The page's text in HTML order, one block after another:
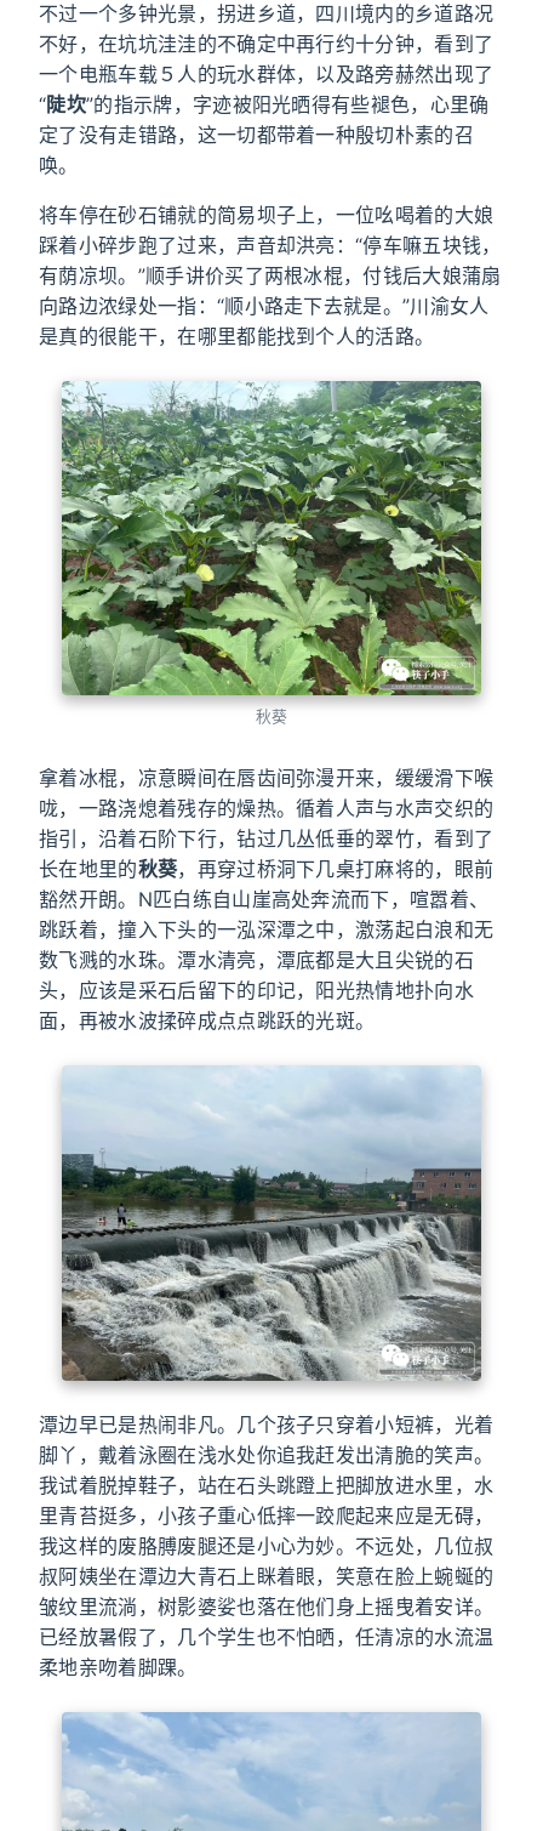
不过一个多钟光景，拐进乡道，四川境内的乡道路况
不好，在坑坑洼洼的不确定中再行约十分钟，看到了
一个电瓶车载５人的玩水群体，以及路旁赫然出现了
“陡坎”的指示牌，字迹被阳光晒得有些褪色，心里确
定了没有走错路，这一切都带着一种殷切朴素的召
唤。
将车停在砂石铺就的简易坝子上，一位吆喝着的大娘
踩着小碎步跑了过来，声音却洪亮：“停车嘛五块钱，
有荫凉坝。”顺手讲价买了两根冰棍，付钱后大娘蒲扇
向路边浓绿处一指：“顺小路走下去就是。”川渝女人
是真的很能干，在哪里都能找到个人的活路。
秋葵
拿着冰棍，凉意瞬间在唇齿间弥漫开来，缓缓滑下喉
咙，一路浇熄着残存的燥热。循着人声与水声交织的
指引，沿着石阶下行，钻过几丛低垂的翠竹，看到了
长在地里的秋葵，再穿过桥洞下几桌打麻将的，眼前
豁然开朗。N匹白练自山崖高处奔流而下，喧嚣着、
跳跃着，撞入下头的一泓深潭之中，激荡起白浪和无
数飞溅的水珠。潭水清亮，潭底都是大且尖锐的石
头，应该是采石后留下的印记，阳光热情地扑向水
面，再被水波揉碎成点点跳跃的光斑。
潭边早已是热闹非凡。几个孩子只穿着小短裤，光着
脚丫，戴着泳圈在浅水处你追我赶发出清脆的笑声。
我试着脱掉鞋子，站在石头跳蹬上把脚放进水里，水
里青苔挺多，小孩子重心低摔一跤爬起来应是无碍，
我这样的废胳膊废腿还是小心为妙。不远处，几位叔
叔阿姨坐在潭边大青石上眯着眼，笑意在脸上蜿蜒的
皱纹里流淌，树影婆娑也落在他们身上摇曳着安详。
已经放暑假了，几个学生也不怕晒，任清凉的水流温
柔地亲吻着脚踝。